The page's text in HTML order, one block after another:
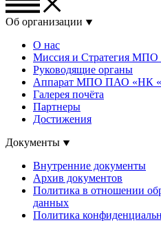
Об организации
О нас
Миссия и Стратегия
Руководящие органы
Аппарат МПО ПАО «НК
Галерея почёта
Партнеры
Достижения
Документы
Внутренние документы
Архив документов
Политика в отношении
данных
Политика